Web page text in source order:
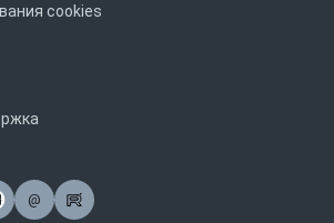
cookies
@
Почта